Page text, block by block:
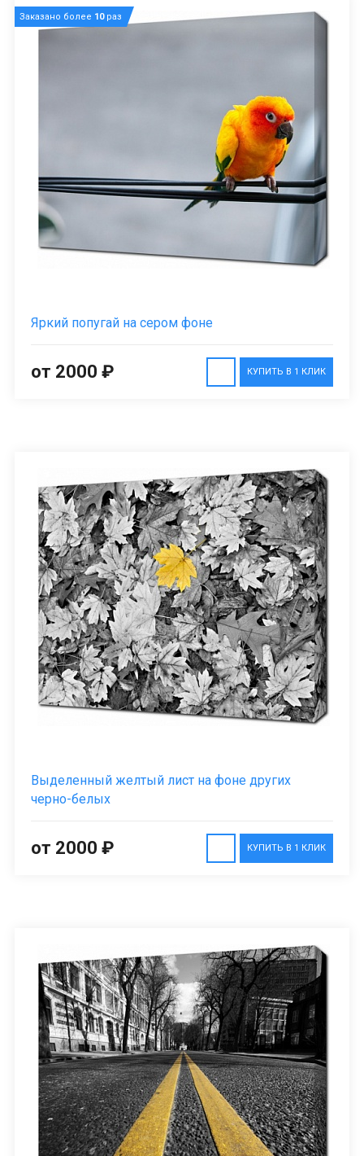
Заказано более 10раз
Яркий попугай на сером фоне
КУПИТЬ В 1 КЛИК
от 2000 ₽
Выделенный желтый лист на фоне других
черно-белых
КУПИТЬ В 1 КЛИК
от 2000 ₽